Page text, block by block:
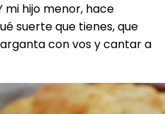
hijo menor, hace
suerte que tienes, que
con vos y cantar a